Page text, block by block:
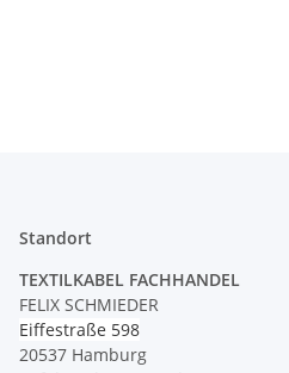
Standort
TEXTILKABEL FACHHANDEL
FELIX SCHMIEDER
Eiffestraße 598
20537 Hamburg